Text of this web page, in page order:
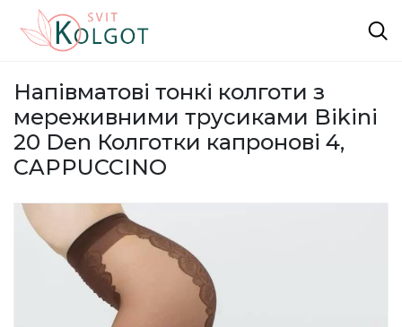
Напівматові тонкі колготи з
мереживними трусиками Bikini
20 Den Колготки капронові 4,
CAPPUCCINO